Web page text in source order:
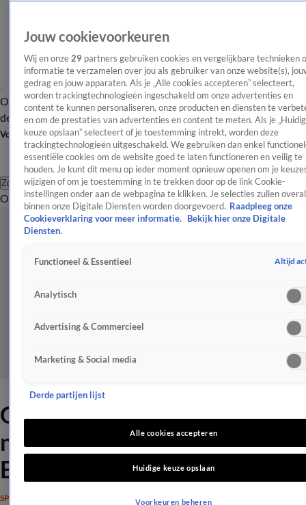
OverzichtAfleveringen Entertainment TV Algemeen
Tip
de redactieNieuwsbrief
Volg Shownieuws
Zoeken
OverzichtEntertainmentSpraakmakendRealityCrimeVideo's
Gaat Sterren op het Doek
nog wel door na afscheid
Eus?
SPRAAKMAKEND
Jouw cookievoorkeuren
Wij en onze 29 partners gebruiken cookies en vergelijkbare technieken
informatie te verzamelen over jou als gebruiker van onze website(s),
gedrag en jouw apparaten. Als je „Alle cookies accepteren” selecteert,
worden trackingtechnologieën ingeschakeld om onze advertenties en
content te kunnen personaliseren, onze producten en diensten te
en om de prestaties van advertenties en content te meten. Als je
keuze opslaan” selecteert of je toestemming intrekt, worden deze
trackingtechnologieën uitgeschakeld. We gebruiken dan enkel
essentiële cookies om de website goed te laten functioneren en veilig te
houden. Je kunt dit menu op ieder moment opnieuw openen om je
wijzigen of om je toestemming in te trekken door op de link Cookie-
instellingen onder aan de webpagina te klikken. Je selecties zullen overal
binnen onze Digitale Diensten worden doorgevoerd. Raadpleeg onze
Cookieverklaring voor meer informatie.
Bekijk hier onze Digitale
Diensten.
Functioneel & Essentieel Altijd
Analytisch
Advertising & Commercieel
Marketing & Social media
Derde partijen lijst
Alle cookies accepteren
Huidige keuze opslaan
Voorkeuren beheren